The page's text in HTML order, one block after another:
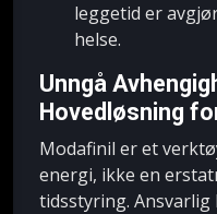
leggetid er
helse.
Unngå
Hovedløsning
Modafinil er et
energi, ikke en
tidsstyring.